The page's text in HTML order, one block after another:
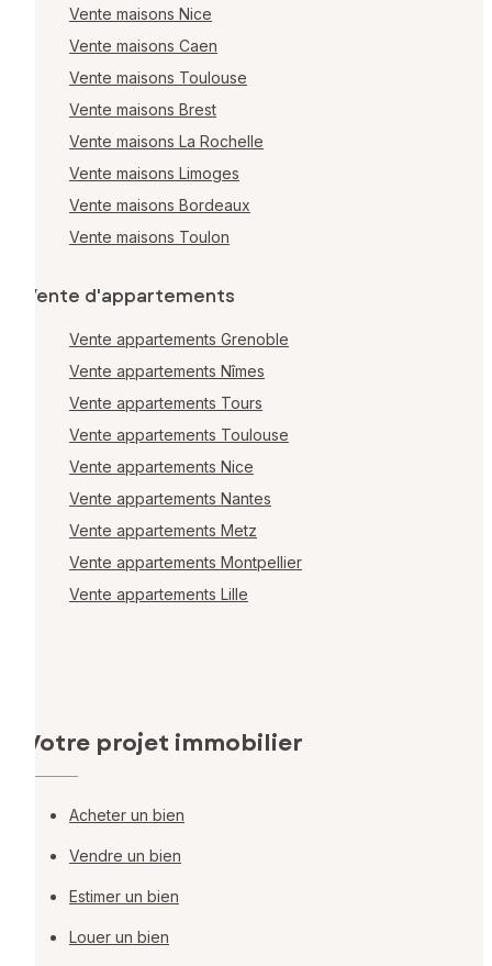
Vente maisons Nice
Vente maisons Caen
Vente maisons Toulouse
Vente maisons Brest
Vente maisons La Rochelle
Vente maisons Limoges
Vente maisons Bordeaux
Vente maisons Toulon
Vente d'appartements
Vente appartements Grenoble
Vente appartements Nîmes
Vente appartements Tours
Vente appartements Toulouse
Vente appartements Nice
Vente appartements Nantes
Vente appartements Metz
Vente appartements Montpellier
Vente appartements Lille
Votre projet immobilier
Acheter un bien
Vendre un bien
Estimer un bien
Louer un bien